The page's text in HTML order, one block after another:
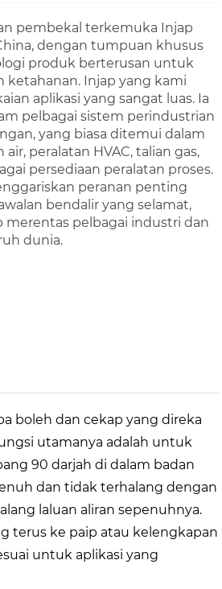
pembekal terkemuka Injap
dengan tumpuan khusus
produk berterusan untuk
Injap yang kami
aplikasi yang sangat luas. Ia
pelbagai sistem perindustrian
yang biasa ditemui dalam
peralatan HVAC, talian gas,
persediaan peralatan proses.
peranan penting
bendalir yang selamat,
merentas pelbagai industri dan
dunia.
boleh dan cekap yang direka
utamanya adalah untuk
90 darjah di dalam badan
dan tidak terhalang dengan
laluan aliran sepenuhnya.
terus ke paip atau kelengkapan
untuk aplikasi yang